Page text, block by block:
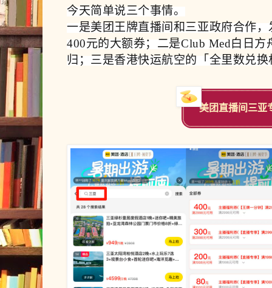
今天简单说三个事情。
一是美团王牌直播间和三亚政府合作
400元的大额券；二是Club Med白日方
归；三是香港快运航空的 「全里数兑
美团直播间三亚